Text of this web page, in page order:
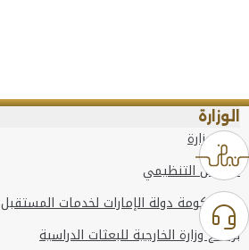
الوزارة
عن الوزارة
الهيكل التنظيمي
وعد حكومة دولة الإمارات لخدمات المستقبل
برنامج وزارة الخارجية للبعثات الدراسية